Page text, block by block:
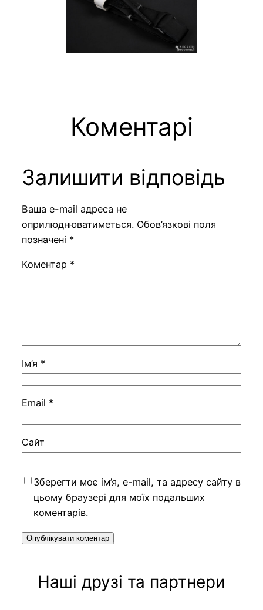
Коментарі
Залишити відповідь
Ваша e-mail адреса не
оприлюднюватиметься. Обов’язкові поля
позначені *
Коментар *
Ім’я *
Email *
Сайт
Зберегти моє ім’я, e-mail, та адресу сайту в
цьому браузері для моїх подальших
коментарів.
Наші друзі та партнери